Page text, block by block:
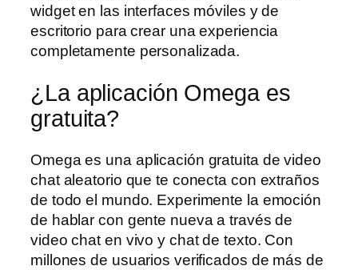
widget en las interfaces móviles y de
escritorio para crear una experiencia
completamente personalizada.
¿La aplicación Omega es
gratuita?
Omega es una aplicación gratuita de video
chat aleatorio que te conecta con extraños
de todo el mundo. Experimente la emoción
de hablar con gente nueva a través de
video chat en vivo y chat de texto. Con
millones de usuarios verificados de más de